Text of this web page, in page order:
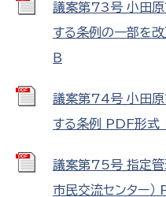
議案第73号_小田
する条例の一部を
Ｂ
議案第74号_小田
する条例 PDF形式
議案第75号_指定管
市民交流センター）